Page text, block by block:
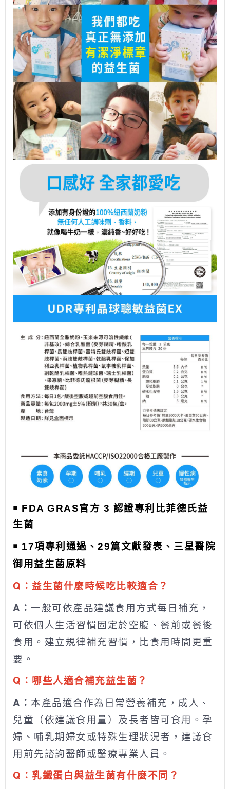
￭ FDA GRAS官方 3 認證專利比菲德氏益
生菌
￭ 17項專利通過、 29篇文獻發表、三星醫院
御用益生菌原料
Q：益生菌什麼時候吃比較適合？
A： 一般可依產品建議食用方式每日補充，
可依個人生活習慣固定於空腹、餐前或餐後
食用。建立規律補充習慣，比食用時間更重
要。
Q：哪些人適合補充益生菌？
A： 本產品適合作為日常營養補充，成人、
兒童（依建議食用量）及長者皆可食用。孕
婦、哺乳期婦女或特殊生理狀況者，建議食
用前先諮詢醫師或醫療專業人員。
Q：乳鐵蛋白與益生菌有什麼不同？